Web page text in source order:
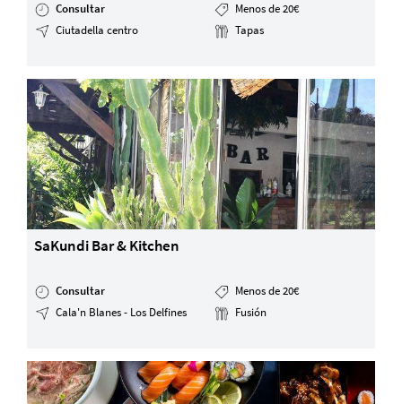
Consultar
Menos de 20€
Ciutadella centro
Tapas
SaKundi Bar & Kitchen
Consultar
Menos de 20€
Cala'n Blanes - Los Delfines
Fusión